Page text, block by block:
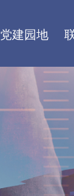
党建园地